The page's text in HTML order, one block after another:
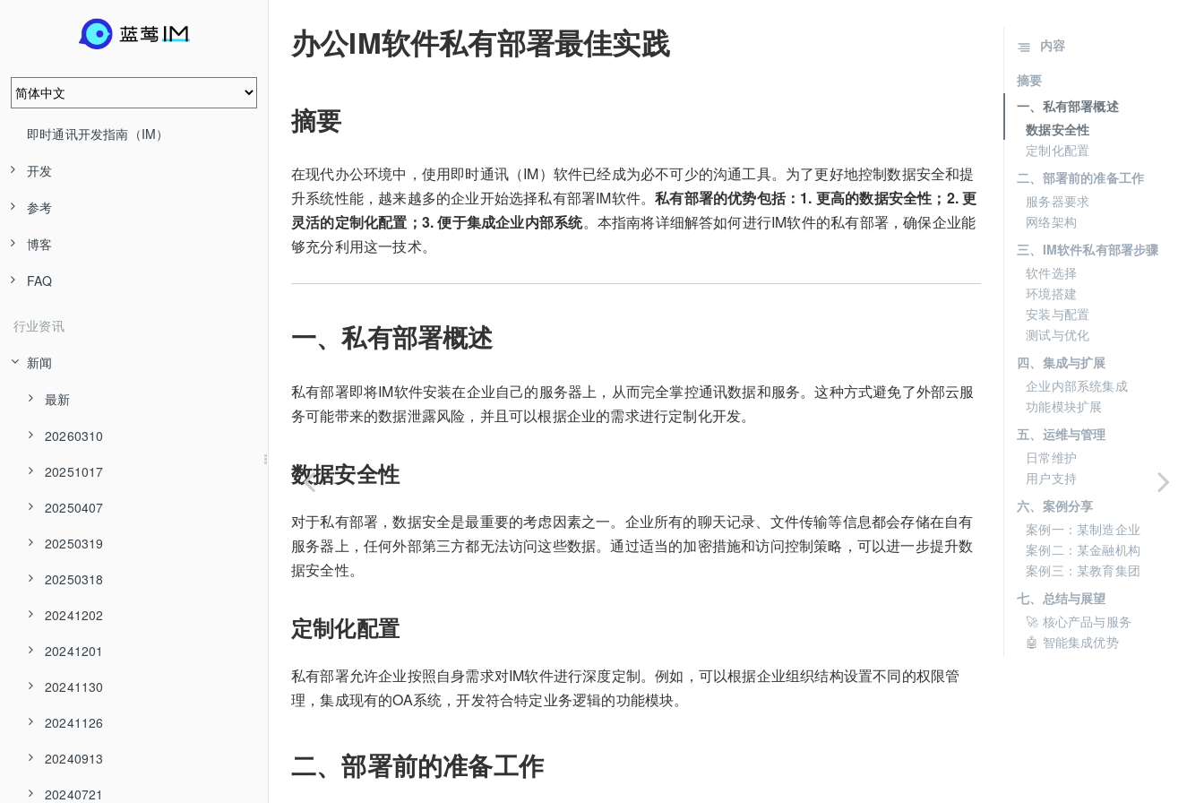
即时通讯开发指南（IM）
开发
参考
博客
FAQ
行业资讯
新闻
最新
20260310
20251017
20250407
20250319
20250318
20241202
20241201
20241130
20241126
20240913
20240721
办公IM软件私有部署最佳实践
摘要
在现代办公环境中，使用即时通讯（IM）软件已经成为必不可少的沟通工具。为了更好地控制数据安全和提
升系统性能，越来越多的企业开始选择私有部署IM软件。私有部署的优势包括：1. 更高的数据安全性；2. 更
灵活的定制化配置；3. 便于集成企业内部系统。本指南将详细解答如何进行IM软件的私有部署，确保企业能
够充分利用这一技术。
一、私有部署概述
私有部署即将IM软件安装在企业自己的服务器上，从而完全掌控通讯数据和服务。这种方式避免了外部云服
务可能带来的数据泄露风险，并且可以根据企业的需求进行定制化开发。
数据安全性
对于私有部署，数据安全是最重要的考虑因素之一。企业所有的聊天记录、文件传输等信息都会存储在自有
服务器上，任何外部第三方都无法访问这些数据。通过适当的加密措施和访问控制策略，可以进一步提升数
据安全性。
定制化配置
私有部署允许企业按照自身需求对IM软件进行深度定制。例如，可以根据企业组织结构设置不同的权限管
理，集成现有的OA系统，开发符合特定业务逻辑的功能模块。
二、部署前的准备工作
内容
摘要
一、私有部署概述
数据安全性
定制化配置
二、部署前的准备工作
服务器要求
网络架构
三、IM软件私有部署步骤
软件选择
环境搭建
安装与配置
测试与优化
四、集成与扩展
企业内部系统集成
功能模块扩展
五、运维与管理
日常维护
用户支持
六、案例分享
案例一：某制造企业
案例二：某金融机构
案例三：某教育集团
七、总结与展望
🚀 核心产品与服务
🤖 智能集成优势